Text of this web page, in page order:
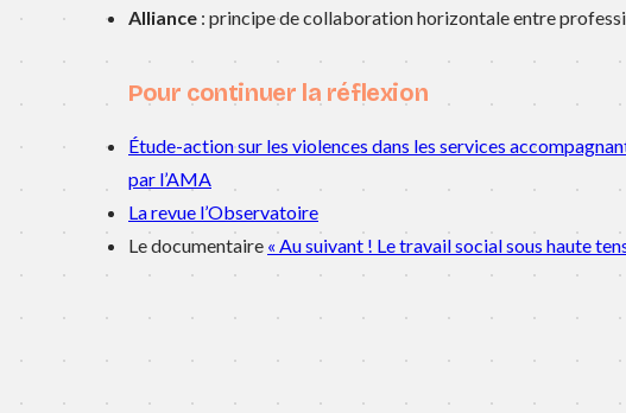
Alliance : principe de collaboration horizontale entre
Pour continuer la réflexion
Étude-action sur les violences dans les services
par l’AMA
La revue l’Observatoire
Le documentaire « Au suivant ! Le travail social sous haute